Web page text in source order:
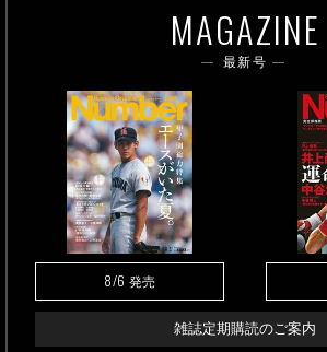
MAGAZINE
最新号
8/6 発売
雑誌定期購読のご案内